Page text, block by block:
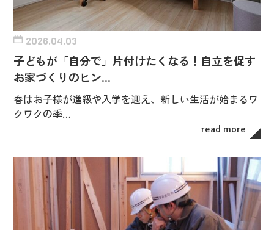
2026.04.03
子どもが「自分で」片付けたくなる！自立を促す
お家づくりのヒン…
春はお子様が進級や入学を迎え、新しい生活が始まるワ
クワクの季…
read more